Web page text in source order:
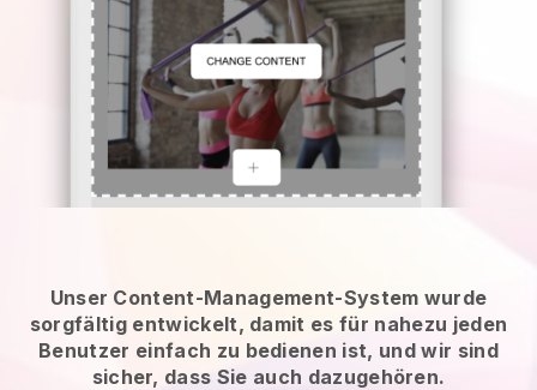
Unser Content-Management-System wurde
sorgfältig entwickelt, damit es für nahezu jeden
Benutzer einfach zu bedienen ist, und wir sind
sicher, dass Sie auch dazugehören.